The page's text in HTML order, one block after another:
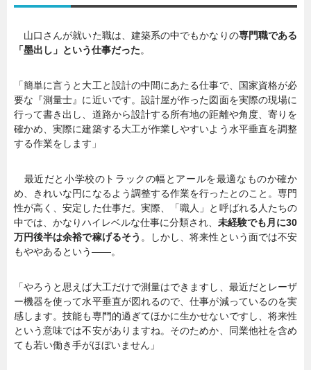
山口さんが就いた職は、建築系の中でもかなりの専門職である
「墨出し」という仕事だった。
「簡単に言うと大工と設計の中間にあたる仕事で、国家資格が必
要な『測量士』に近いです。設計屋が作った図面を実際の現場に
行って書き出し、道路から設計する所有地の距離や角度、寄りを
確かめ、実際に建築する大工が作業しやすいよう水平垂直を調整
する作業をします」
最近だと小学校のトラックの幅とアールを最適なものか確か
め、きれいな円になるよう調整する作業を行ったとのこと。専門
性が高く、安定した仕事だ。実際、「職人」と呼ばれる人たちの
中では、かなりハイレベルな仕事に分類され、 未経験でも月に30
万円後半は余裕で稼げるそう 。しかし、将来性という面では不安
もややあるという――。
「やろうと思えば大工だけで測量はできますし、最近だとレーザ
ー機器を使って水平垂直が図れるので、仕事が減っているのを実
感します。技能も専門的過ぎてほかに生かせないですし、将来性
という意味では不安がありますね。そのためか、同業他社を含め
ても若い働き手がほぼいません」